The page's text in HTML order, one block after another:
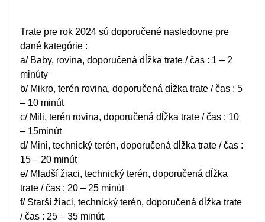
Trate pre rok 2024 sú doporučené nasledovne pre
dané kategórie :
a/ Baby, rovina, doporučená dĺžka trate / čas : 1 – 2
minúty
b/ Mikro, terén rovina, doporučená dĺžka trate / čas : 5
– 10 minút
c/ Mili, terén rovina, doporučená dĺžka trate / čas : 10
– 15minút
d/ Mini, technický terén, doporučená dĺžka trate / čas :
15 – 20 minút
e/ Mladší žiaci, technický terén, doporučená dĺžka
trate / čas : 20 – 25 minút
f/ Starší žiaci, technický terén, doporučená dĺžka trate
/ čas : 25 – 35 minút.